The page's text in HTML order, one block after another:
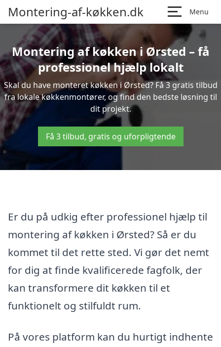
Montering-af-køkken.dk Menu
Montering af køkken i Ørsted – få
professionel hjælp lokalt
Skal du have monteret køkken i Ørsted? Få 3 gratis tilbud
fra lokale køkkenmontører, og find den bedste løsning til
dit projekt.
Få 3 tilbud, gratis og uforpligtende
Er du på udkig efter professionel hjælp til
montering af køkken i Ørsted? Så er du
kommet til det rette sted. Vi gør det nemt
for dig at finde kvalificerede fagfolk, der
kan transformere dit køkken til et
funktionelt og stilfuldt rum.
På vores platform kan du hurtigt indhente